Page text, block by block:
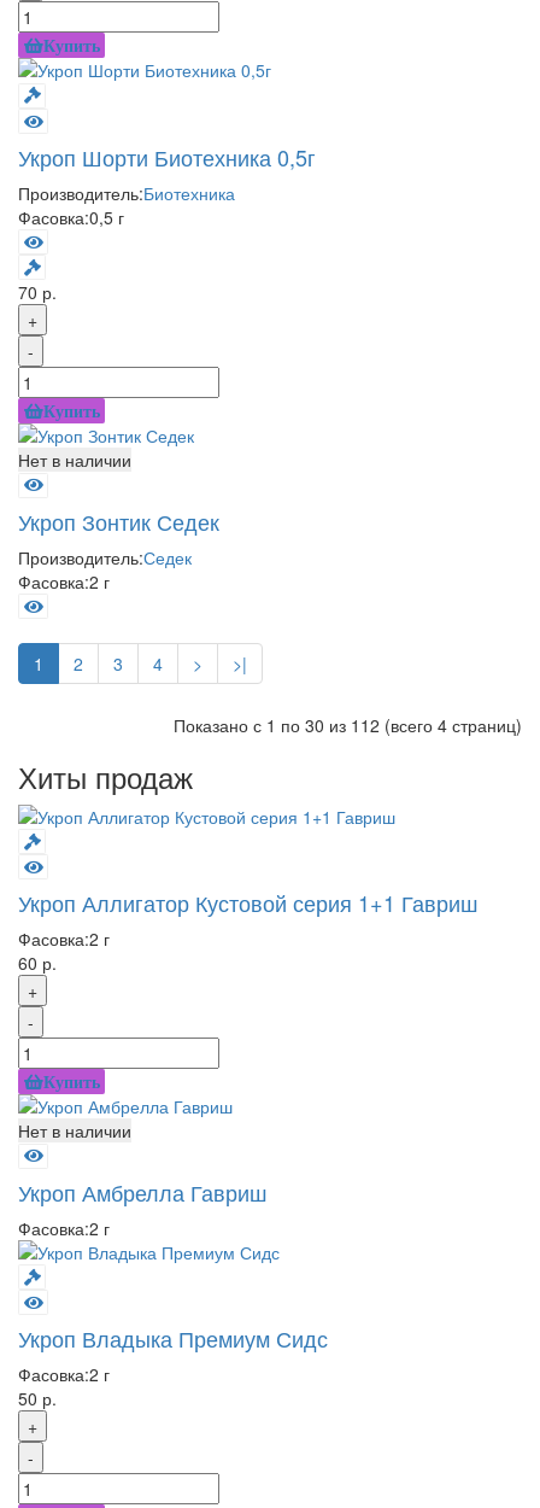
Купить
Укроп Шорти Биотехника 0,5г
Производитель:Биотехника
Фасовка:0,5 г
70 р.
+
-
Купить
Нет в наличии
Укроп Зонтик Седек
Производитель:Седек
Фасовка:2 г
1 2 3 4 > >|
Показано с 1 по 30 из 112 (всего 4 страниц)
Хиты продаж
Укроп Аллигатор Кустовой серия 1+1 Гавриш
Фасовка:2 г
60 р.
+
-
Купить
Нет в наличии
Укроп Амбрелла Гавриш
Фасовка:2 г
Укроп Владыка Премиум Сидс
Фасовка:2 г
50 р.
+
-